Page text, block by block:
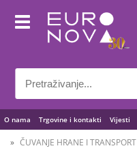
O nama Trgovine i kontakti Vijesti
ČUVANJE HRANE I TRANSPORT